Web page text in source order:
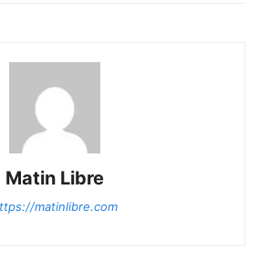
Matin Libre
matinlibre.com